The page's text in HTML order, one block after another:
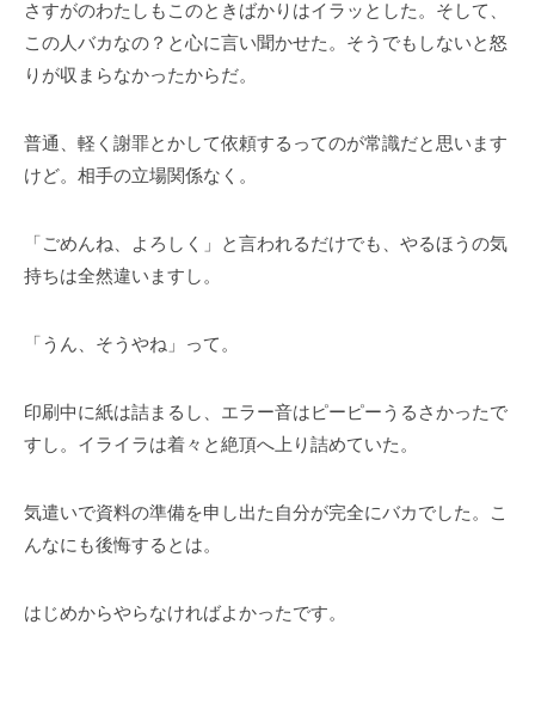
さすがのわたしもこのときばかりはイラッとした。そして、
この人バカなの？と心に言い聞かせた。そうでもしないと怒
りが収まらなかったからだ。
普通、軽く謝罪とかして依頼するってのが常識だと思います
けど。相手の立場関係なく。
「ごめんね、よろしく」と言われるだけでも、やるほうの気
持ちは全然違いますし。
「うん、そうやね」って。
印刷中に紙は詰まるし、エラー音はピーピーうるさかったで
すし。イライラは着々と絶頂へ上り詰めていた。
気遣いで資料の準備を申し出た自分が完全にバカでした。こ
んなにも後悔するとは。
はじめからやらなければよかったです。